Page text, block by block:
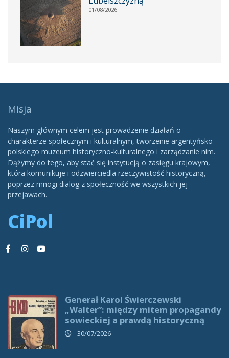
01/08/2026
Misja
Naszym głównym celem jest prowadzenie działań o
charakterze społecznym i kulturalnym, tworzenie argentyńsko-
polskiego muzeum historyczno-kulturalnego i zarządzanie nim.
Dążymy do tego, aby stać się instytucją o zasięgu krajowym,
która komunikuje i odzwierciedla rzeczywistość historyczną,
poprzez mnogi dialog z społeczność we wszystkich jej
przejawach.
CiPol
Generał Karol Świerczewski
„Walter”: między mitem propagandy
sowieckiej a prawdą historyczną
30/07/2026